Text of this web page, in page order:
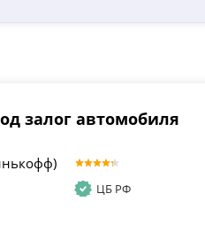
залог автомобиля
ЦБ РФ